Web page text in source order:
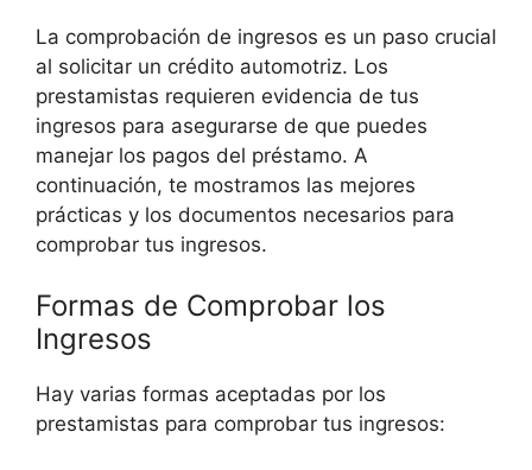
La comprobación de ingresos es un paso crucial
al solicitar un crédito automotriz. Los
prestamistas requieren evidencia de tus
ingresos para asegurarse de que puedes
manejar los pagos del préstamo. A
continuación, te mostramos las mejores
prácticas y los documentos necesarios para
comprobar tus ingresos.
Formas de Comprobar los
Ingresos
Hay varias formas aceptadas por los
prestamistas para comprobar tus ingresos: